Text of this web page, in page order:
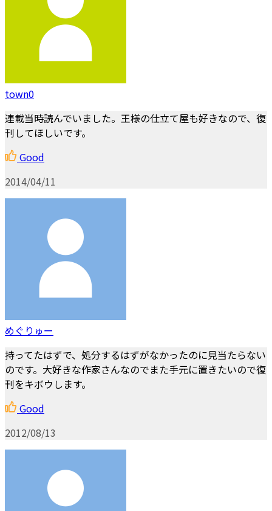
town0
連載当時読んでいました。王様の仕立て屋も好きなので、復
刊してほしいです。
Good
2014/04/11
めぐりゅー
持ってたはずで、処分するはずがなかったのに見当たらない
のです。大好きな作家さんなのでまた手元に置きたいので復
刊をキボウします。
Good
2012/08/13